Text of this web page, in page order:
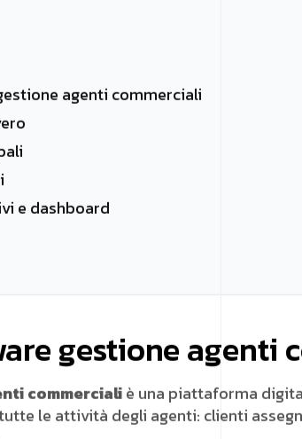
agenti commerciali
e dashboard
gestione agenti
commercialiè una piattaforma
le attività degli agenti: clienti